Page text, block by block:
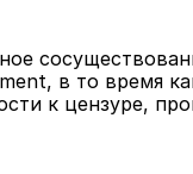
в то время
к цензуре,